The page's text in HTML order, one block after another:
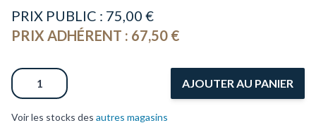
PRIX PUBLIC : 75,00 €
PRIX ADHÉRENT : 67,50 €
Quantité
AJOUTER AU PANIER
Voir les stocks des autres magasins